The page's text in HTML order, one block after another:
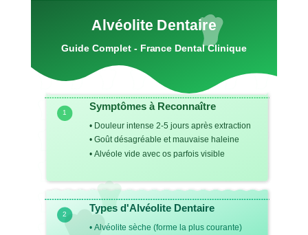
Alvéolite Dentaire
Guide Complet - France Dental Clinique
1
Symptômes à Reconnaître
• Douleur intense 2-5 jours après extraction
• Goût désagréable et mauvaise haleine
• Alvéole vide avec os parfois visible
2
Types d'Alvéolite Dentaire
• Alvéolite sèche (forme la plus courante)